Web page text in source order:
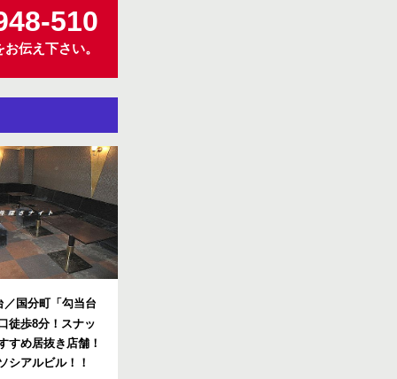
510
伝え下さい。
／国分町「勾当台
徒歩8分！スナッ
すめ居抜き店舗！
シアルビル！！